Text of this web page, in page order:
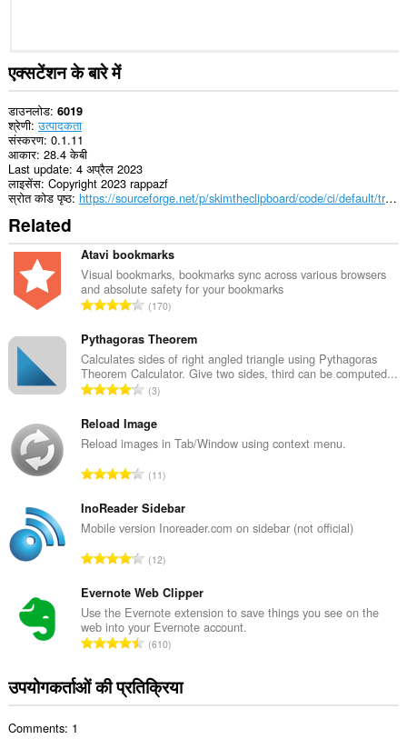
डेटा
तक
पहुँच
प्राप्त
कर
सकता
है।
This
extension
can
write
data
into
the
clipboard.
एक्सटेंशन के बारे में
डाउनलोड 6019
श्रेणी उत्पादकता
संस्करण 0.1.11
आकार 28.4 केबी
Last update 4 अप्रैल 2023
लाइसेंस Copyright 2023 rappazf
स्रोत कोड पृष्ठ
https://sourceforge.net/p/skimtheclipboard/code/ci/default/tree/
Related
Atavi bookmarks
Visual bookmarks, bookmarks sync across various browsers
and absolute safety for your bookmarks
रे
ग
की
कु
ल
ख्या
:
170
Pythagoras Theorem
Calculates sides of right angled triangle using Pythagoras
Theorem Calculator. Give two sides, third can be computed...
रे
ग
की
ल
ख्या
:
3
Reload Image
Reload images in Tab/Window using context menu.
रे
ग
की
ल
ख्या
:
11
InoReader Sidebar
Mobile version Inoreader.com on sidebar (not official)
रे
ग
की
कु
ल
ख्या
:
12
Evernote Web Clipper
Use the Evernote extension to save things you see on the
web into your Evernote account.
रे
ग
की
610
उपयोगकर्ताओं की प्रतिक्रिया
Comments: 1